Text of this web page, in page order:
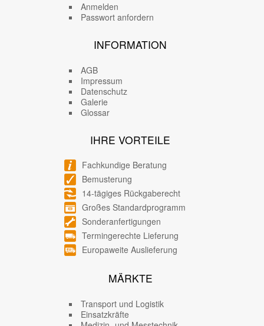
Anmelden
Passwort anfordern
INFORMATION
AGB
Impressum
Datenschutz
Galerie
Glossar
IHRE VORTEILE
Fachkundige Beratung
Bemusterung
14-tägiges Rückgaberecht
Großes Standardprogramm
Sonderanfertigungen
Termingerechte Lieferung
Europaweite Auslieferung
MÄRKTE
Transport und Logistik
Einsatzkräfte